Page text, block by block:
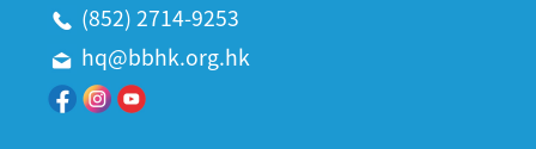
(852) 2714-9253
hq@bbhk.org.hk